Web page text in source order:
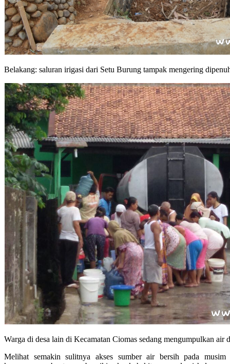
Belakang: saluran irigasi dari Setu Burung tampak mengering
Warga di desa lain di Kecamatan Ciomas sedang mengumpulkan air
Melihat semakin sulitnya akses sumber air bersih pada musim